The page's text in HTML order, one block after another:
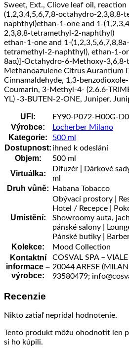
Sweet, Ext., Cliove leaf oil, reaction
(1,2,3,4,5,6,7,8-octahydro-2,3,8,8-
naphthyl)ethan-1-one and 1-
2,3,8,8-tetramethyl-2-naphthyl)
ethan-1-one and 1-
tetramethyl-2-naphthyl), ethan-1-
8aα)]-Octahydro-6-Methoxy-
Methanoazulene Citrus Aurantium
Cinnamaldehyde, 1,3-
Coumarin, 3-Methyl-4- (2.6.6-
YL) -3-BUTEN-2-ONE, Juniper,
UFI: FY90-P072-H00G-
Výrobce: Locherber Milano
Kategorie: 500 ml
Dostupnost: ihned k odeslání
Objem: 500 ml
Virtuálka:
Difuzér | Dárkové
ml
Druh vůně: Habana Tobacco
Umístění:
Obývací prostory |
Hotel / Recepce |
Showroomy auta,
pánské salony |
Pánské butiky |
Kolekce: Mood Collection
Kontaktní
informace –
výrobce:
COSVAL SPA –
20044 ARESE
93580479;
Recenzie
Nikto zatiaľ nepridal hodnotenie.
Tento produkt môžu ohodnotiť len
si ho kúpili.